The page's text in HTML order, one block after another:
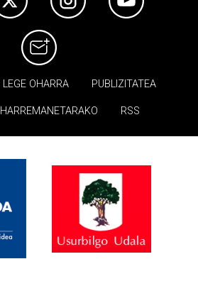
LEGE OHARRA PUBLIZITATEA
HARREMANETARAKO RSS